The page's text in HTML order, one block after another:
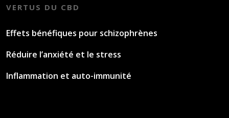
VERTUS DU CBD
Effets bénéfiques pour schizophrènes
Réduire l’anxiété et le stress
Inflammation et auto-immunité